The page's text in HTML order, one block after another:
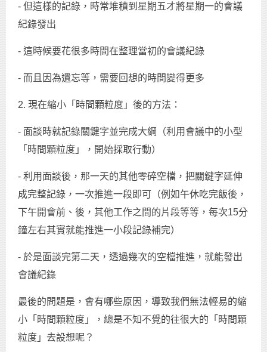
- 但這樣的記錄，時常堆積到星期五才將星期一的會議
紀錄發出
- 這時候要花很多時間在整理當初的會議紀錄
- 而且因為遺忘等，需要回想的時間變得更多
2. 現在縮小「時間顆粒度」後的方法：
- 面談時就記錄關鍵字並完成大綱（利用會議中的小型
「時間顆粒度」，開始採取行動）
- 利用面談後，那一天的其他零碎空檔，把關鍵字延伸
成完整記錄，一次推進一段即可（例如午休吃完飯後，
下午開會前、後，其他工作之間的片段等等，每次15分
鐘左右其實就能推進一小段記錄補完）
- 於是面談完第二天，透過幾次的空檔推進，就能發出
會議紀錄
最後的問題是，會有哪些原因，導致我們無法輕易的縮
小「時間顆粒度」，總是不知不覺的往很大的「時間顆
粒度」去設想呢？